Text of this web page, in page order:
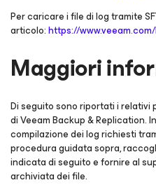
Per caricare i file di log tramite
articolo:https://www.veeam.com/
Maggiori
Di seguito sono riportati i relativi
di Veeam Backup & Replication.
compilazione dei log richiesti
procedura guidata sopra,
indicata di seguito e fornire al
archiviata dei file.